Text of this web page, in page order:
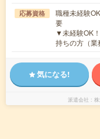
応募資格
職種未経験
要
▼未経験OK
持ちの方（
気になる!
派遣会社